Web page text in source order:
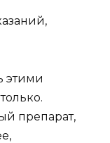
этими
препарат,